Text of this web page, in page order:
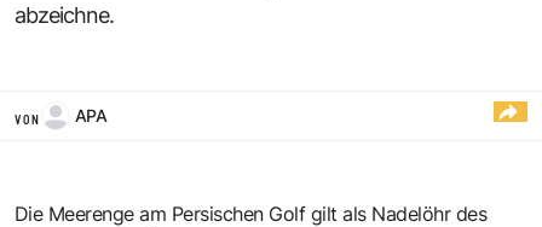
abzeichne.
VON APA
Die Meerenge am Persischen Golf gilt als Nadelöhr des